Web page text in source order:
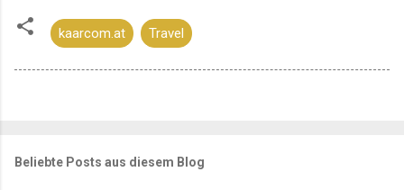
kaarcom.at Travel
Beliebte Posts aus diesem Blog